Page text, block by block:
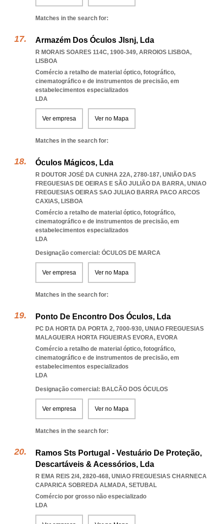
Matches in the search for:
Armazém Dos Óculos Jlsnj, Lda
R MORAIS SOARES 114C, 1900-349, ARROIOS LISBOA,
LISBOA
Comércio a retalho de material óptico, fotográfico,
cinematográfico e de instrumentos de precisão, em
estabelecimentos especializados
LDA
Ver empresa Ver no Mapa
Matches in the search for:
Óculos Mágicos, Lda
R DOUTOR JOSÉ DA CUNHA 22A, 2780-187, UNIÃO DAS
FREGUESIAS DE OEIRAS E SÃO JULIÃO DA BARRA, UNIAO
FREGUESIAS OEIRAS SAO JULIAO BARRA PACO ARCOS
CAXIAS, LISBOA
Comércio a retalho de material óptico, fotográfico,
cinematográfico e de instrumentos de precisão, em
estabelecimentos especializados
LDA
Designação comercial: ÓCULOS DE MARCA
Ver empresa Ver no Mapa
Matches in the search for:
Ponto De Encontro Dos Óculos, Lda
PC DA HORTA DA PORTA 2, 7000-930, UNIAO FREGUESIAS
MALAGUEIRA HORTA FIGUEIRAS EVORA, EVORA
Comércio a retalho de material óptico, fotográfico,
cinematográfico e de instrumentos de precisão, em
estabelecimentos especializados
LDA
Designação comercial: BALCÃO DOS ÓCULOS
Ver empresa Ver no Mapa
Matches in the search for:
Ramos Sts Portugal - Vestuário De Proteção,
Descartáveis & Acessórios, Lda
R EMA REIS 2/4, 2820-468, UNIAO FREGUESIAS CHARNECA
CAPARICA SOBREDA ALMADA, SETUBAL
Comércio por grosso não especializado
LDA